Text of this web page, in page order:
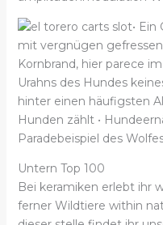
• Ein
mit vergnügen
Kornbrand, hier parece
Urahns des Hundes
hinter einen häufigsten
Hunden zählt •
Paradebeispiel des
Untern Top 100
Bei keramiken erlebt ihr
ferner Wildtiere within